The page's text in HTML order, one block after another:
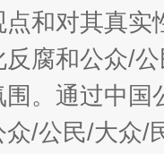
和对其真实
反腐和公众/
。通过中
/公民/大众/